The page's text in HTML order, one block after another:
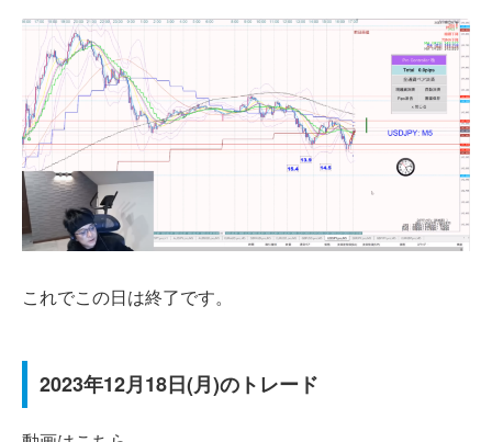
これでこの日は終了です。
2023年12月18日(月)のトレード